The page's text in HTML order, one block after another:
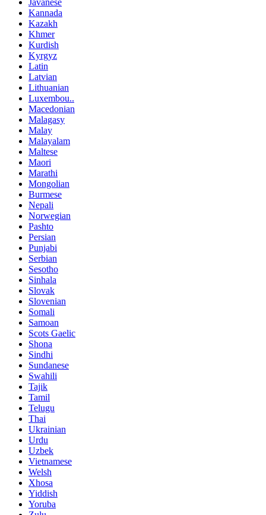
Kannada
Kazakh
Khmer
Kurdish
Kyrgyz
Latin
Latvian
Lithuanian
Luxembou..
Macedonian
Malagasy
Malay
Malayalam
Maltese
Maori
Marathi
Mongolian
Burmese
Nepali
Norwegian
Pashto
Persian
Punjabi
Serbian
Sesotho
Sinhala
Slovak
Slovenian
Somali
Samoan
Scots Gaelic
Shona
Sindhi
Sundanese
Swahili
Tajik
Tamil
Telugu
Thai
Ukrainian
Urdu
Uzbek
Vietnamese
Welsh
Xhosa
Yiddish
Yoruba